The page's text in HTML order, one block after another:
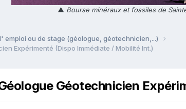
▲ Bourse minéraux et fossiles de
emploi ou de stage (géologue, géotechnicien,...)
Expérimenté (Dispo Immédiate / Mobilité Int.)
Géotechnicien